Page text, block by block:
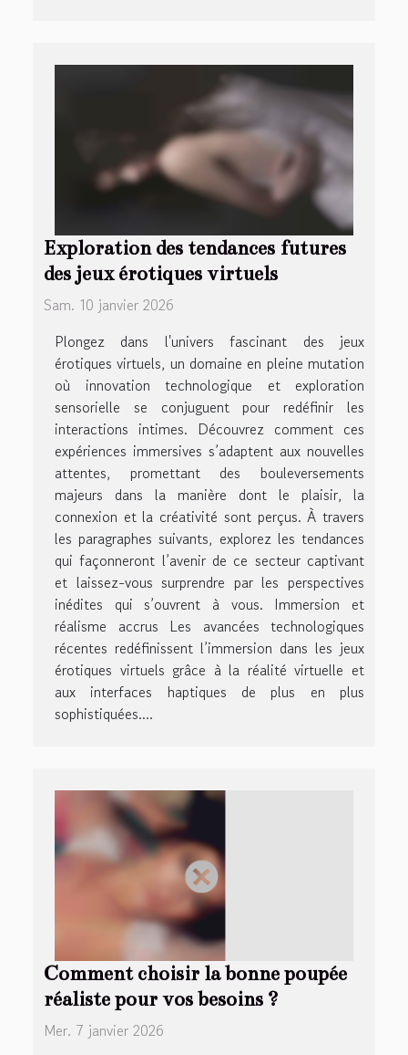
Exploration des tendances futures
des jeux érotiques virtuels
Sam. 10 janvier 2026
Plongez dans l'univers fascinant des jeux
érotiques virtuels, un domaine en pleine mutation
où innovation technologique et exploration
sensorielle se conjuguent pour redéfinir les
interactions intimes. Découvrez comment ces
expériences immersives s’adaptent aux nouvelles
attentes, promettant des bouleversements
majeurs dans la manière dont le plaisir, la
connexion et la créativité sont perçus. À travers
les paragraphes suivants, explorez les tendances
qui façonneront l’avenir de ce secteur captivant
et laissez-vous surprendre par les perspectives
inédites qui s’ouvrent à vous. Immersion et
réalisme accrus Les avancées technologiques
récentes redéfinissent l’immersion dans les jeux
érotiques virtuels grâce à la réalité virtuelle et
aux interfaces haptiques de plus en plus
sophistiquées....
Comment choisir la bonne poupée
réaliste pour vos besoins ?
Mer. 7 janvier 2026